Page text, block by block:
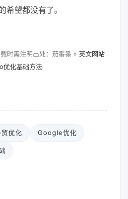
希望都没有了。
时需注明出处：茄番番 » 英文网站
优化基础方法
贸优化 Google优化